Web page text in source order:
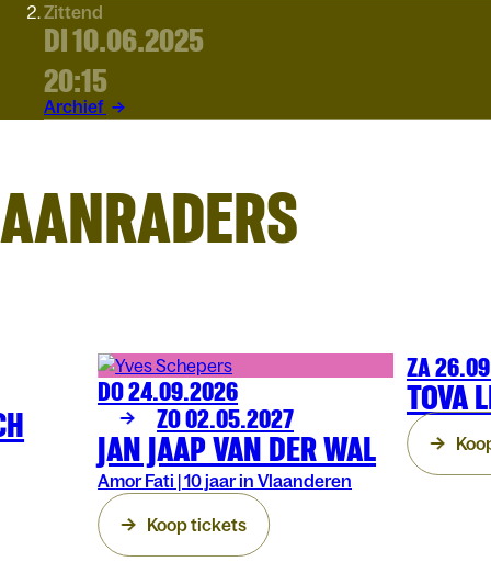
Zittend
DI 10.06.2025
20:15
Archief
AANRADERS
COMEDYARENBERG
DO 24.09.2026
ZO 02.05.2027
JAN JAAP VAN DER WAL
Amor Fati | 10 jaar in Vlaanderen
Koop tickets
COMEDY
ZA
TOVA